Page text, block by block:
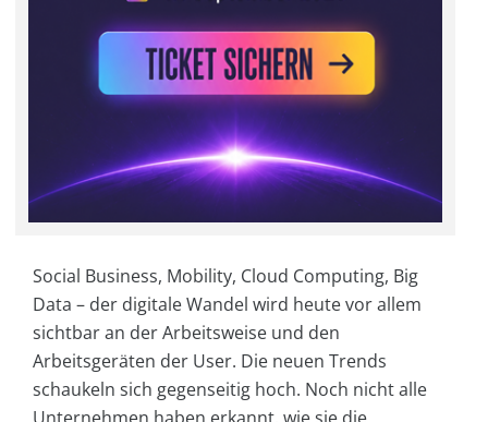
Social Business, Mobility, Cloud Computing, Big
Data – der digitale Wandel wird heute vor allem
sichtbar an der Arbeitsweise und den
Arbeitsgeräten der User. Die neuen Trends
schaukeln sich gegenseitig hoch. Noch nicht alle